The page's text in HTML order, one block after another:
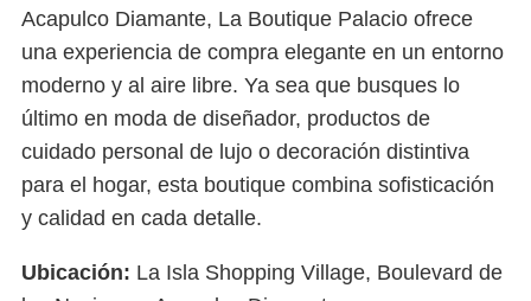
Acapulco Diamante, La Boutique Palacio ofrece
una experiencia de compra elegante en un entorno
moderno y al aire libre. Ya sea que busques lo
último en moda de diseñador, productos de
cuidado personal de lujo o decoración distintiva
para el hogar, esta boutique combina sofisticación
y calidad en cada detalle.
Ubicación: La Isla Shopping Village, Boulevard de